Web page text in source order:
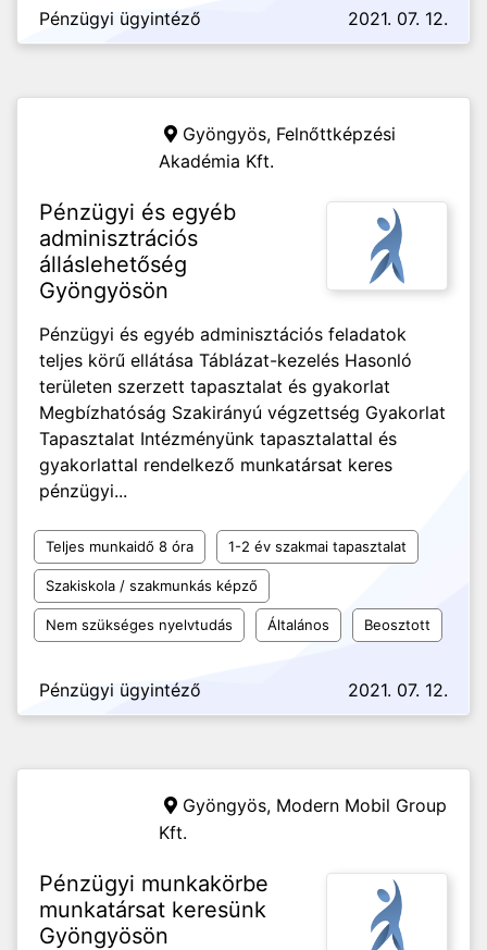
Pénzügyi ügyintéző 2021. 07. 12.
Gyöngyös, Felnőttképzési
Akadémia Kft.
Pénzügyi és egyéb
adminisztrációs
álláslehetőség
Gyöngyösön
Pénzügyi és egyéb adminisztációs feladatok
teljes körű ellátása Táblázat-kezelés Hasonló
területen szerzett tapasztalat és gyakorlat
Megbízhatóság Szakirányú végzettség Gyakorlat
Tapasztalat Intézményünk tapasztalattal és
gyakorlattal rendelkező munkatársat keres
pénzügyi...
Teljes munkaidő 8 óra 1-2 év szakmai tapasztalat
Szakiskola / szakmunkás képző
Nem szükséges nyelvtudás Általános Beosztott
Pénzügyi ügyintéző 2021. 07. 12.
Gyöngyös, Modern Mobil Group
Kft.
Pénzügyi munkakörbe
munkatársat keresünk
Gyöngyösön